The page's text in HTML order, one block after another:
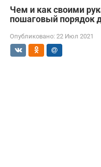
Чем и как своими
пошаговый порядок
Опубликовано: 22 Июл 2021